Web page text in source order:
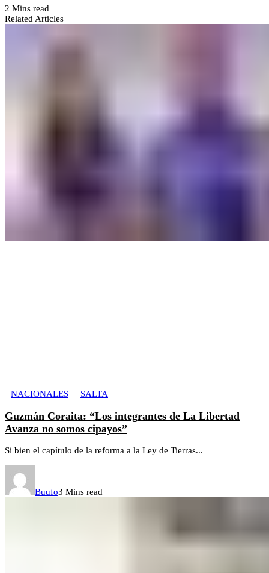
2 Mins read
Related Articles
NACIONALES SALTA
Guzmán Coraita: “Los integrantes de La Libertad
Avanza no somos cipayos”
Si bien el capítulo de la reforma a la Ley de Tierras...
Buufo3 Mins read